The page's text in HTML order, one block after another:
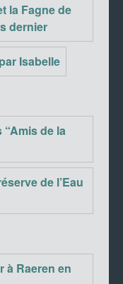
la Fagne de
dernier
Isabelle
“Amis de la
de l’Eau
à Raeren en